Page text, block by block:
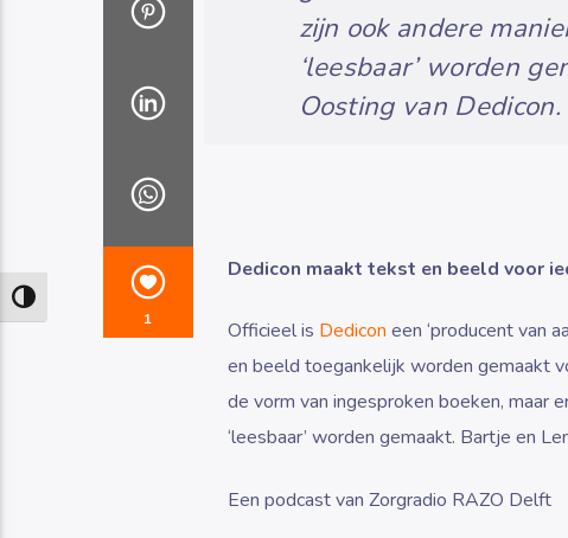
Keuze voor hoog contrast
1
zijn ook andere
‘leesbaar’ worden
Oosting van Dedicon.
Dedicon maakt tekst en beeld voor
Officieel is Dedicon een ‘producent van
en beeld toegankelijk worden gemaakt
de vorm van ingesproken boeken, maar
‘leesbaar’ worden gemaakt. Bartje en
Een podcast van Zorgradio RAZO Delft